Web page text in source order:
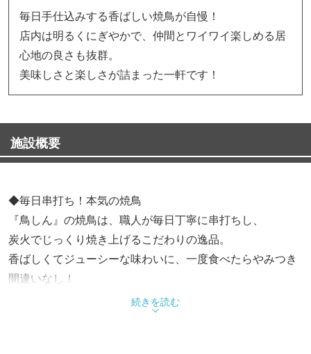
毎日手仕込みする香ばしい焼鳥が自慢！
店内は明るくにぎやかで、仲間とワイワイ楽しめる居
心地の良さも抜群。
美味しさと楽しさが詰まった一軒です！
施設概要
◆毎日串打ち！本気の焼鳥
『鳥しん』の焼鳥は、職人が毎日丁寧に串打ちし、
炭火でじっくり焼き上げるこだわりの逸品。
香ばしくてジューシーな味わいに、一度食べたらやみつき
間違いなし！
定番から希少部位まで、どれを選んでも満足度◎！
続きを読む